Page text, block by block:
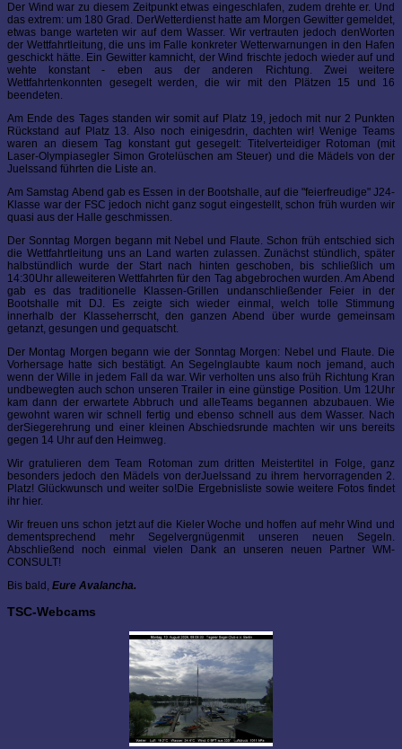
Der Wind war zu diesem Zeitpunkt etwas eingeschlafen, zudem drehte er. Und
das extrem: um 180 Grad. DerWetterdienst hatte am Morgen Gewitter gemeldet,
etwas bange warteten wir auf dem Wasser. Wir vertrauten jedoch denWorten
der Wettfahrtleitung, die uns im Falle konkreter Wetterwarnungen in den Hafen
geschickt hätte. Ein Gewitter kamnicht, der Wind frischte jedoch wieder auf und
wehte konstant - eben aus der anderen Richtung. Zwei weitere
Wettfahrtenkonnten gesegelt werden, die wir mit den Plätzen 15 und 16
beendeten.
Am Ende des Tages standen wir somit auf Platz 19, jedoch mit nur 2 Punkten
Rückstand auf Platz 13. Also noch einigesdrin, dachten wir! Wenige Teams
waren an diesem Tag konstant gut gesegelt: Titelverteidiger Rotoman (mit
Laser-Olympiasegler Simon Grotelüschen am Steuer) und die Mädels von der
Juelssand führten die Liste an.
Am Samstag Abend gab es Essen in der Bootshalle, auf die "feierfreudige" J24-
Klasse war der FSC jedoch nicht ganz sogut eingestellt, schon früh wurden wir
quasi aus der Halle geschmissen.
Der Sonntag Morgen begann mit Nebel und Flaute. Schon früh entschied sich
die Wettfahrtleitung uns an Land warten zulassen. Zunächst stündlich, später
halbstündlich wurde der Start nach hinten geschoben, bis schließlich um
14:30Uhr alleweiteren Wettfahrten für den Tag abgebrochen wurden. Am Abend
gab es das traditionelle Klassen-Grillen undanschließender Feier in der
Bootshalle mit DJ. Es zeigte sich wieder einmal, welch tolle Stimmung
innerhalb der Klasseherrscht, den ganzen Abend über wurde gemeinsam
getanzt, gesungen und gequatscht.
Der Montag Morgen begann wie der Sonntag Morgen: Nebel und Flaute. Die
Vorhersage hatte sich bestätigt. An Segelnglaubte kaum noch jemand, auch
wenn der Wille in jedem Fall da war. Wir verholten uns also früh Richtung Kran
undbewegten auch schon unseren Trailer in eine günstige Position. Um 12Uhr
kam dann der erwartete Abbruch und alleTeams begannen abzubauen. Wie
gewohnt waren wir schnell fertig und ebenso schnell aus dem Wasser. Nach
derSiegerehrung und einer kleinen Abschiedsrunde machten wir uns bereits
gegen 14 Uhr auf den Heimweg.
Wir gratulieren dem Team Rotoman zum dritten Meistertitel in Folge, ganz
besonders jedoch den Mädels von derJuelssand zu ihrem hervorragenden 2.
Platz! Glückwunsch und weiter so!Die Ergebnisliste sowie weitere Fotos findet
ihr hier.
Wir freuen uns schon jetzt auf die Kieler Woche und hoffen auf mehr Wind und
dementsprechend mehr Segelvergnügenmit unseren neuen Segeln.
Abschließend noch einmal vielen Dank an unseren neuen Partner WM-
CONSULT!
Bis bald, Eure Avalancha.
TSC-Webcams